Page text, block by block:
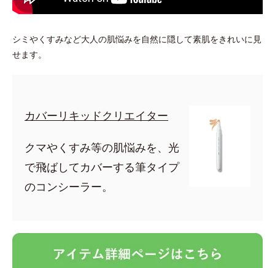
シミやくすみなど大人の肌悩みを自然に隠して素肌をきれいに見
せます。
カバーリキッドクリエイター
クマやくすみ等の肌悩みを、光
で飛ばしてカバーする筆タイプ
のコンシーラー。